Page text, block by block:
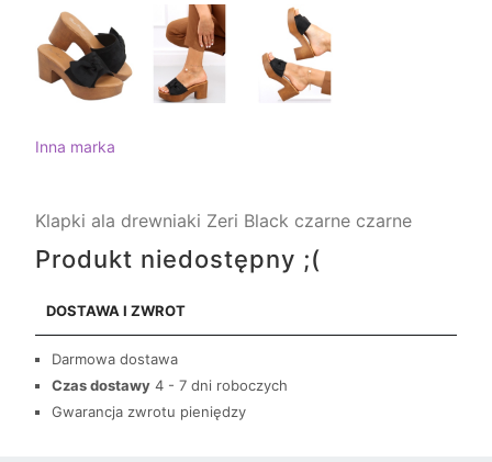
Inna marka
Klapki ala drewniaki Zeri Black czarne czarne
Produkt niedostępny ;(
DOSTAWA I ZWROT
Darmowa dostawa
Czas dostawy 4 - 7 dni roboczych
Gwarancja zwrotu pieniędzy